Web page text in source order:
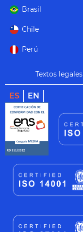
Brasil
Chile
Perú
Textos legales
ES EN